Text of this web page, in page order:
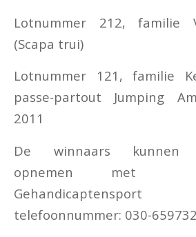
Lotnummer 212, familie
(Scapa trui)
Lotnummer 121, familie
passe-partout Jumping
2011
De winnaars kunnen
opnemen met
telefoonnummer: 030-